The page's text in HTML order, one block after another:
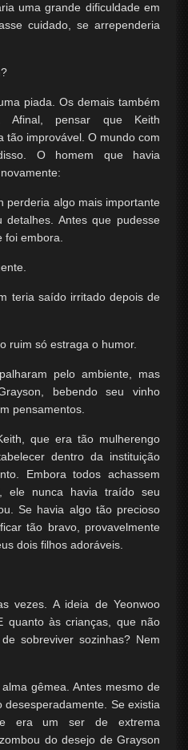
uma grande dificuldade em
cuidado, se arrependeria
piada. Os demais também
Afinal, pensar que Keith
tão improvável. O mundo com
O homem que havia
perderia algo mais importante
Antes que pudesse
foi embora.
teria saído irritado depois de
ruim só estraga o humor.
pelo ambiente, mas
bebendo seu vinho
pensamentos.
que era tão mulherengo
dentro da instituição
Embora todos achassem
ele nunca havia traído seu
Se havia algo tão precioso
tão bravo, provavelmente
dois filhos adoráveis.
vezes. A ideia de Yeonwoo
quanto às crianças, que não
sobreviver sozinhas? Nem
gêmea. Antes mesmo de
Se existia
era um ser de extrema
do desejo de Grayson